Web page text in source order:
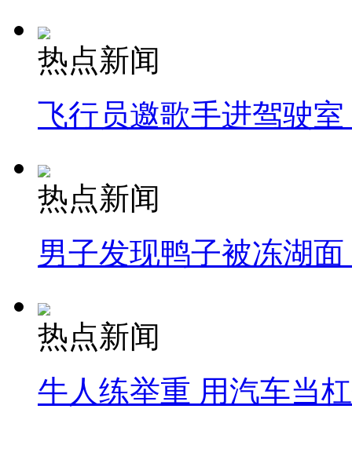
热点新闻
飞行员邀歌手进驾驶
热点新闻
男子发现鸭子被冻湖
热点新闻
牛人练举重 用汽车当